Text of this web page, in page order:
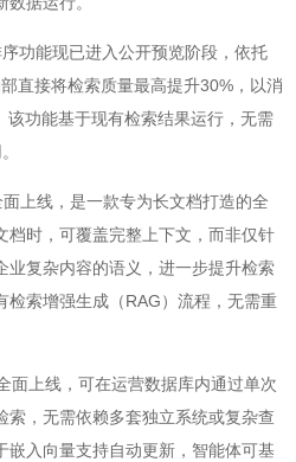
功能现已进入公开预览阶段，依托
直接将检索质量最高提升30%，以消
该功能基于现有检索结果运行，无需
上线，是一款专为长文档打造的全
档时，可覆盖完整上下文，而非仅针
业复杂内容的语义，进一步提升检索
检索增强生成（RAG）流程，无需重
面上线，可在运营数据库内通过单次
索，无需依赖多套独立系统或复杂查
嵌入向量支持自动更新，智能体可基